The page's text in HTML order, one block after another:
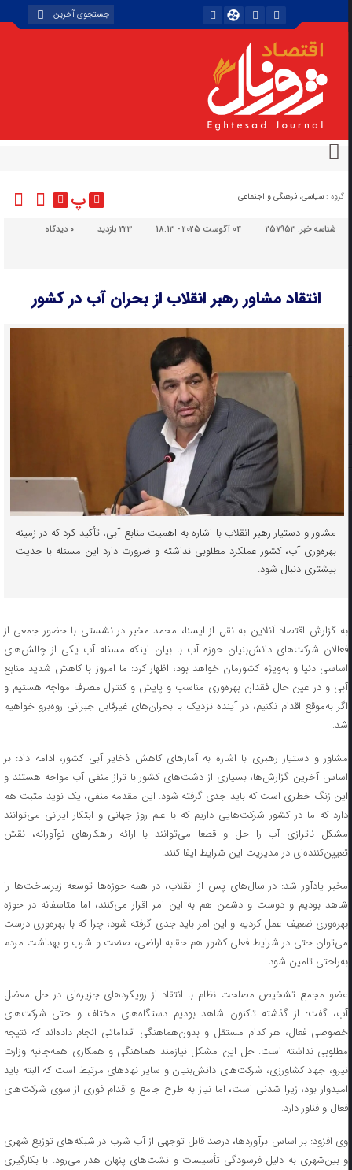
گروه : سیاسی، فرهنگی و اجتماعی پ
شناسه خبر:257953 04 آگوست 2025 - 18:13 223 بازدید دیدگاه
انتقاد مشاور رهبر انقلاب از بحران آب در کشور
مشاور و دستیار رهبر انقلاب با اشاره به اهمیت منابع آبی، تأکید کرد که در زمینه
بهره‌وری آب، کشور عملکرد مطلوبی نداشته و ضرورت دارد این مسئله با جدیت
بیشتری دنبال شود.
به گزارش اقتصاد آنلاین به نقل از ایسنا، محمد مخبر در نشستی با حضور جمعی از
فعالان شرکت‌های دانش‌بنیان حوزه آب با بیان اینکه مسئله آب یکی از چالش‌های
اساسی دنیا و به‌ویژه کشورمان خواهد بود، اظهار کرد: ما امروز با کاهش شدید منابع
آبی و در عین حال فقدان بهره‌وری مناسب و پایش و کنترل مصرف مواجه هستیم و
اگر به‌موقع اقدام نکنیم، در آینده نزدیک با بحران‌های غیرقابل جبرانی روه‌برو خواهیم
شد.
مشاور و دستیار رهبری با اشاره به آمار‌های کاهش ذخایر آبی کشور، ادامه داد: بر
اساس آخرین گزارش‌ها، بسیاری از دشت‌های کشور با تراز منفی آب مواجه هستند و
این زنگ خطری است که باید جدی گرفته شود. این مقدمه منفی، یک نوید مثبت هم
دارد که ما در کشور شرکت‌هایی داریم که با علم روز جهانی و ابتکار ایرانی می‌توانند
مشکل ناترازی آب را حل و قطعا می‌توانند با ارائه راهکار‌های نوآورانه، نقش
تعیین‌کننده‌ای در مدیریت این شرایط ایفا کنند.
مخبر یادآور شد: در سال‌های پس از انقلاب، در همه حوزه‌ها توسعه زیرساخت‌ها را
شاهد بودیم و دوست و دشمن هم به این امر اقرار می‌کنند، اما متاسفانه در حوزه
بهره‌وری ضعیف عمل کردیم و این امر باید جدی گرفته شود، چرا که با بهره‌وری درست
می‌توان حتی در شرایط فعلی کشور هم حقابه اراضی، صنعت و شرب و بهداشت مردم
به‌راحتی تامین شود.
عضو مجمع تشخیص مصلحت نظام با انتقاد از رویکرد‌های جزیره‌ای در حل معضل
آب، گفت: از گذشته تاکنون شاهد بودیم دستگاه‌های مختلف و حتی شرکت‌های
خصوصی فعال، هر کدام مستقل و بدون‌هماهنگی اقداماتی انجام داده‌اند که نتیجه
مطلوبی نداشته است. حل این مشکل نیازمند هماهنگی و همکاری همه‌جانبه وزارت
نیرو، جهاد کشاورزی، شرکت‌های دانش‌بنیان و سایر نهاد‌های مرتبط است که البته باید
امیدوار بود، زیرا شدنی است، اما نیاز به طرح جامع و اقدام فوری از سوی شرکت‌های
فعال و فناور دارد.
وی افزود: بر اساس برآوردها، درصد قابل توجهی از آب شرب در شبکه‌های توزیع شهری
و بین‌شهری به دلیل فرسودگی تأسیسات و نشت‌های پنهان هدر می‌رود. با بکارگیری